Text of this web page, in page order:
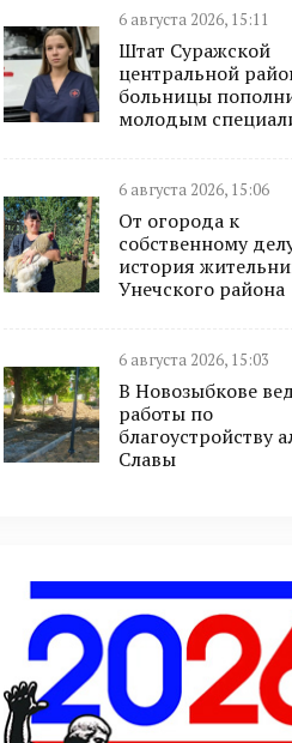
6 августа 2026, 15:11
Штат Суражской
центральной
больницы
молодым
6 августа 2026, 15:06
От огорода к
собственному
история
Унечского района
6 августа 2026, 15:03
В Новозыбкове
работы по
благоустройству
Славы